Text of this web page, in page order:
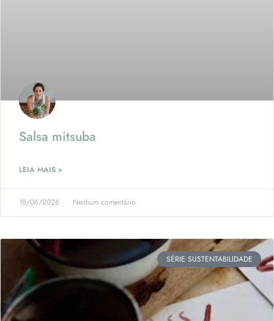
Salsa mitsuba
LEIA MAIS »
18/06/2026 Nenhum comentário
SÉRIE SUSTENTABILIDADE